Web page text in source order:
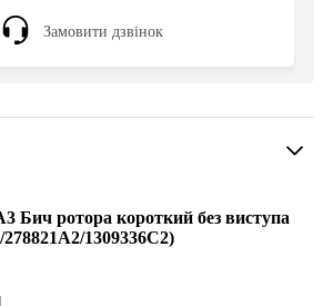
Замовити дзвінок
Бич ротора короткий без виступа
1309336C2)
.